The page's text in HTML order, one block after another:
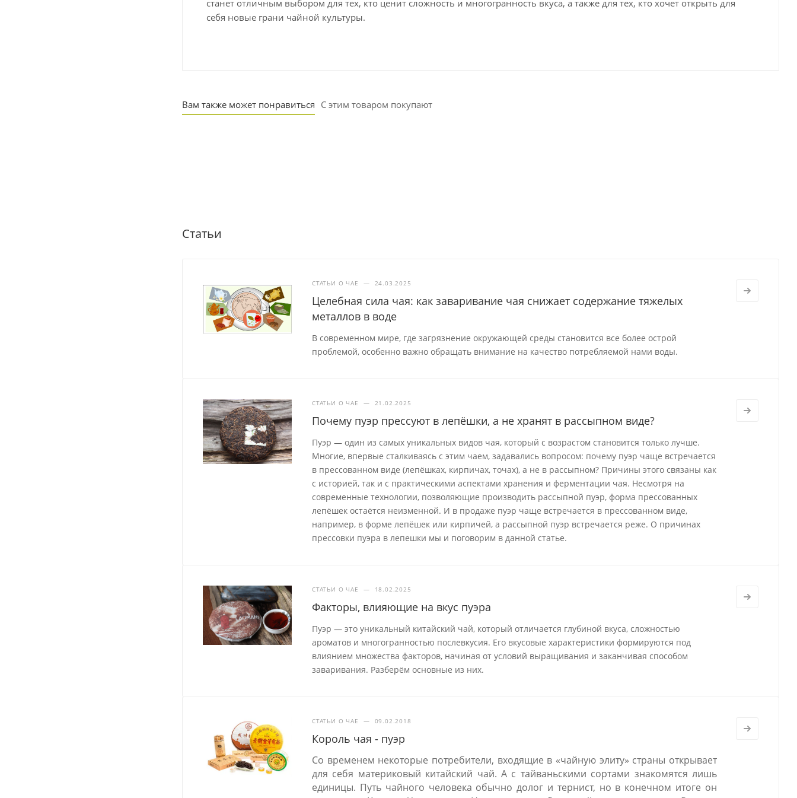
станет отличным выбором для тех, кто ценит сложность и многогранность вкуса, а также для тех, кто хочет открыть для
себя новые грани чайной культуры.
Вам также может понравиться С этим товаром покупают
Статьи
СТАТЬИ О ЧАЕ — 24.03.2025
Целебная сила чая: как заваривание чая снижает содержание тяжелых
металлов в воде
В современном мире, где загрязнение окружающей среды становится все более острой
проблемой, особенно важно обращать внимание на качество потребляемой нами воды.
СТАТЬИ О ЧАЕ — 21.02.2025
Почему пуэр прессуют в лепёшки, а не хранят в рассыпном виде?
Пуэр — один из самых уникальных видов чая, который с возрастом становится только лучше.
Многие, впервые сталкиваясь с этим чаем, задавались вопросом: почему пуэр чаще встречается
в прессованном виде (лепёшках, кирпичах, точах), а не в рассыпном? Причины этого связаны как
с историей, так и с практическими аспектами хранения и ферментации чая. Несмотря на
современные технологии, позволяющие производить рассыпной пуэр, форма прессованных
лепёшек остаётся неизменной. И в продаже пуэр чаще встречается в прессованном виде,
например, в форме лепёшек или кирпичей, а рассыпной пуэр встречается реже. О причинах
прессовки пуэра в лепешки мы и поговорим в данной статье.
СТАТЬИ О ЧАЕ — 18.02.2025
Факторы, влияющие на вкус пуэра
Пуэр — это уникальный китайский чай, который отличается глубиной вкуса, сложностью
ароматов и многогранностью послевкусия. Его вкусовые характеристики формируются под
влиянием множества факторов, начиная от условий выращивания и заканчивая способом
заваривания. Разберём основные из них.
СТАТЬИ О ЧАЕ — 09.02.2018
Король чая - пуэр
Со временем некоторые потребители, входящие в «чайную элиту» страны открывает
для себя материковый китайский чай. А с тайваньскими сортами знакомятся лишь
единицы. Путь чайного человека обычно долог и тернист, но в конечном итоге он